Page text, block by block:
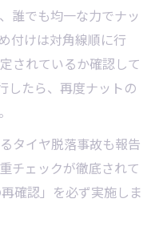
誰でも均一な力でナッ
付けは対角線順に行
されているか確認して
したら、再度ナットの
タイヤ脱落事故も報告
チェックが徹底されて
確認」を必ず実施しま